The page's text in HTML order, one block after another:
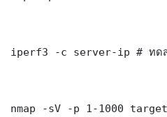
iperf3 -c server-ip # ทดส
nmap -sV -p 1-1000